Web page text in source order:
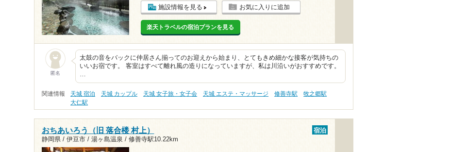
施設情報を見る お気に入りに追加
楽天トラベルの宿泊プランを見る
匿名
太鼓の音をバックに仲居さん揃ってのお迎えから始まり、とてもきめ細かな接客が気持ちの
いいお宿です。 客室はすべて離れ風の造りになっていますが、私は川沿いがおすすめです。
関連情報 天城 宿泊 天城 カップル 天城 女子旅・女子会 天城 エステ・マッサージ 修善寺駅
牧之郷駅
大仁駅
おちあいろう（旧 落合楼 村上）
静岡県 / 伊豆市 / 湯ヶ島温泉 / 修善寺駅10.22km
宿泊